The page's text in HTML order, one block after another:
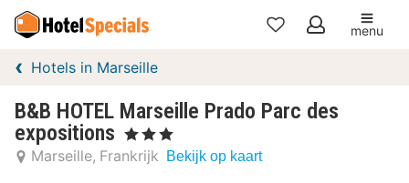
Mijn
menu
Hotels in Marseille
B&B HOTEL Marseille Prado Parc des
expositions
, 3 Sterren
Marseille Frankrijk Bekijk op kaart